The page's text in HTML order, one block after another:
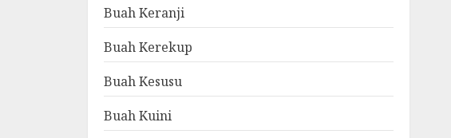
Buah Keranji
Buah Kerekup
Buah Kesusu
Buah Kuini